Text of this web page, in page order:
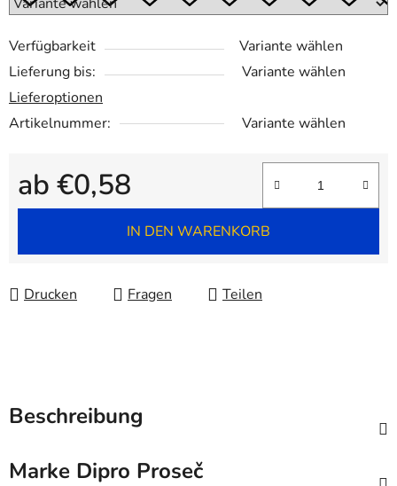
Verfügbarkeit
Variante wählen
Lieferung bis:
Variante wählen
Lieferoptionen
Artikelnummer:
Variante wählen
ab €0,58
Verkaufspreis:
IN DEN WARENKORB
Drucken Fragen Teilen
Beschreibung
Marke Dipro Proseč